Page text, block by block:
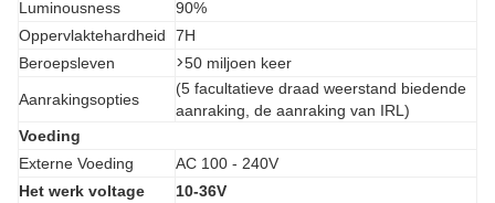
Luminousness
90%
Oppervlaktehardheid
7H
Beroepsleven
>50 miljoen keer
Aanrakingsopties
(5 facultatieve draad weerstand biedende
aanraking, de aanraking van IRL)
Voeding
Externe Voeding
AC 100 - 240V
Het werk voltage
10-36V